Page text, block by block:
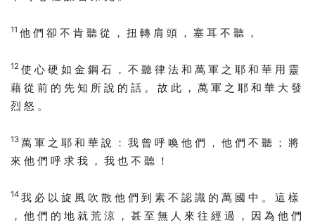
11 他 們 卻 不 肯 聽 從 ， 扭 轉 肩 頭 ， 塞 耳 不 聽 ，
12 使 心 硬 如 金 鋼 石 ， 不 聽 律 法 和 萬 軍 之 耶 和 華 用 靈
藉 從 前 的 先 知 所 說 的 話 。 故 此 ， 萬 軍 之 耶 和 華 大 發
烈 怒 。
13 萬 軍 之 耶 和 華 說 ： 我 曾 呼 喚 他 們 ， 他 們 不 聽 ； 將
來 他 們 呼 求 我 ， 我 也 不 聽 ！
14 我 必 以 旋 風 吹 散 他 們 到 素 不 認 識 的 萬 國 中 。 這 樣
， 他 們 的 地 就 荒 涼 ， 甚 至 無 人 來 往 經 過 ， 因 為 他 們